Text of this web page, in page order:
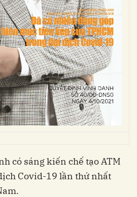
có sáng kiến chế tạo ATM
Covid-19 lần thứ nhất